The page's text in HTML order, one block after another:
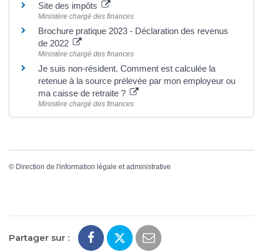
Site des impôts
Ministère chargé des finances
Brochure pratique 2023 - Déclaration des revenus
de 2022
Ministère chargé des finances
Je suis non-résident. Comment est calculée la
retenue à la source prélevée par mon employeur ou
ma caisse de retraite ?
Ministère chargé des finances
© Direction de l'information légale et administrative
Partager sur :